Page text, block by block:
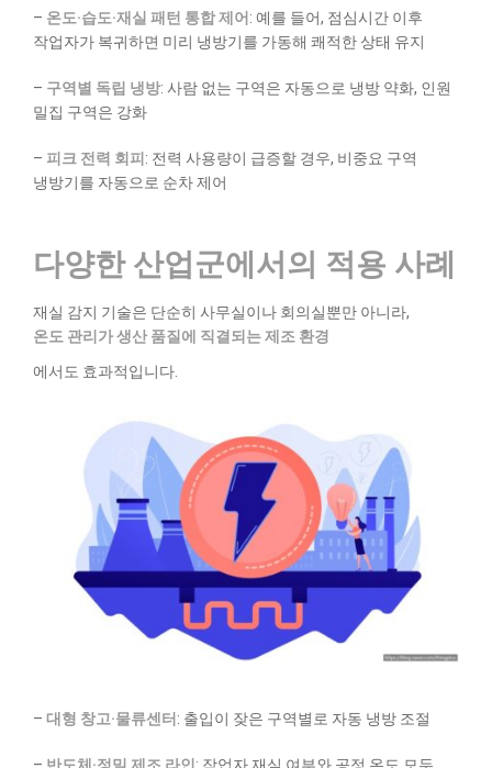
– 온도·습도·재실 패턴 통합 제어 : 예를 들어, 점심시간 이후
작업자가 복귀하면 미리 냉방기를 가동해 쾌적한 상태 유지
– 구역별 독립 냉방: 사람 없는 구역은 자동으로 냉방 약화, 인원
밀집 구역은 강화
– 피크 전력 회피 : 전력 사용량이 급증할 경우, 비중요 구역
냉방기를 자동으로 순차 제어
다양한 산업군에서의 적용 사례
재실 감지 기술은 단순히 사무실이나 회의실뿐만 아니라,
온도 관리가 생산 품질에 직결되는 제조 환경
에서도 효과적입니다.
– 대형 창고·물류센터 : 출입이 잦은 구역별로 자동 냉방 조절